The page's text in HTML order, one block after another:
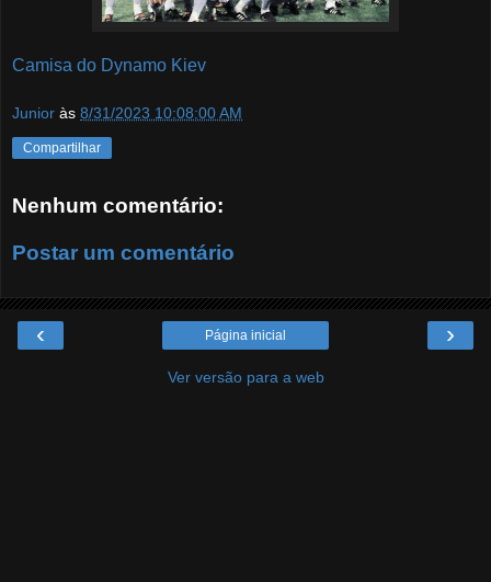
Camisa do Dynamo Kiev
Junior às 8/31/2023 10:08:00 AM
Compartilhar
Nenhum comentário:
Postar um comentário
‹ ›
Página inicial
Ver versão para a web